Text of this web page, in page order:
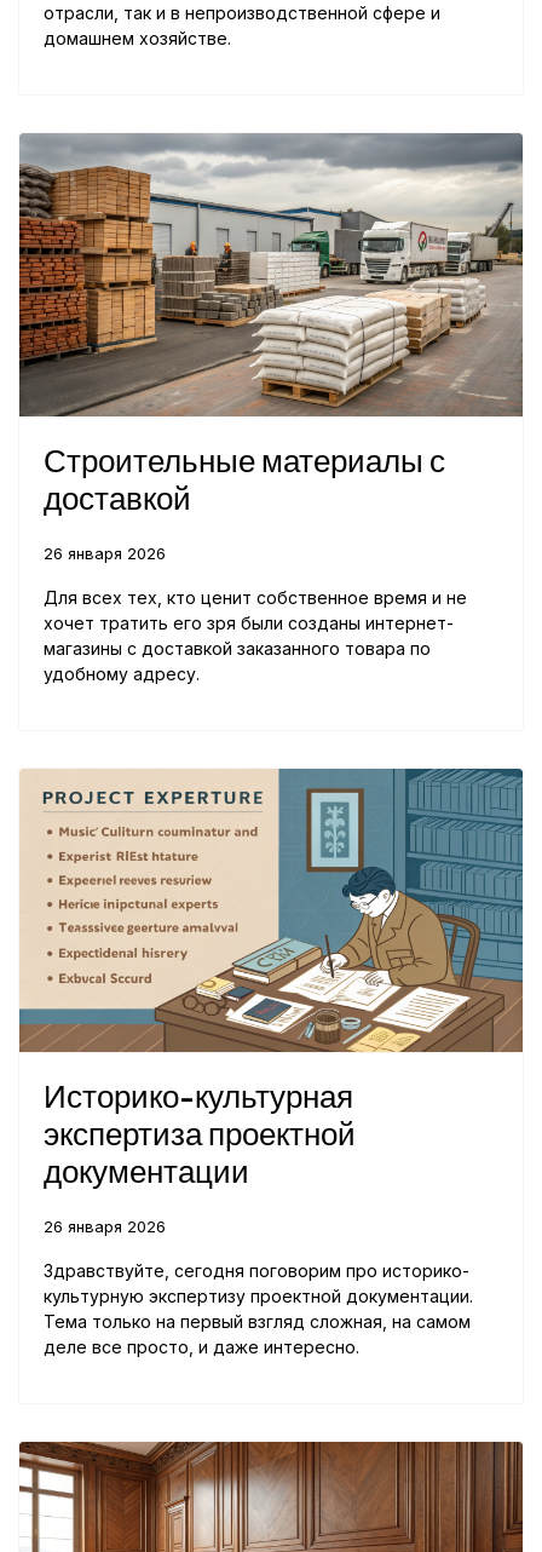
отрасли, так и в непроизводственной сфере и
домашнем хозяйстве.
Строительные материалы с
доставкой
26 января 2026
Для всех тех, кто ценит собственное время и не
хочет тратить его зря были созданы интернет-
магазины с доставкой заказанного товара по
удобному адресу.
Историко-культурная
экспертиза проектной
документации
26 января 2026
Здравствуйте, сегодня поговорим про историко-
культурную экспертизу проектной документации.
Тема только на первый взгляд сложная, на самом
деле все просто, и даже интересно.